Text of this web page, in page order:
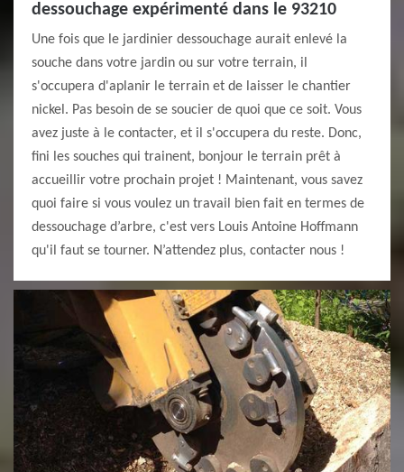
dessouchage expérimenté dans le 93210
Une fois que le jardinier dessouchage aurait enlevé la
souche dans votre jardin ou sur votre terrain, il
s'occupera d'aplanir le terrain et de laisser le chantier
nickel. Pas besoin de se soucier de quoi que ce soit. Vous
avez juste à le contacter, et il s'occupera du reste. Donc,
fini les souches qui trainent, bonjour le terrain prêt à
accueillir votre prochain projet ! Maintenant, vous savez
quoi faire si vous voulez un travail bien fait en termes de
dessouchage d’arbre, c'est vers Louis Antoine Hoffmann
qu'il faut se tourner. N’attendez plus, contacter nous !